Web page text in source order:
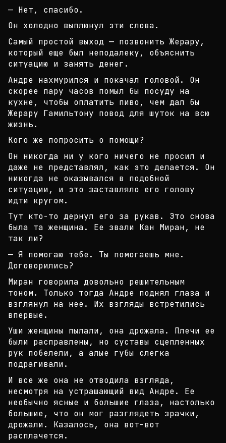
— Нет, спасибо.
Он холодно выплюнул эти слова.
Самый простой выход — позвонить Жерару,
который еще был неподалеку, объяснить
ситуацию и занять денег.
Андре нахмурился и покачал головой. Он
скорее пару часов помыл бы посуду на
кухне, чтобы оплатить пиво, чем дал бы
Жерару Гамильтону повод для шуток на всю
жизнь.
Кого же попросить о помощи?
Он никогда ни у кого ничего не просил и
даже не представлял, как это делается. Он
никогда не оказывался в подобной
ситуации, и это заставляло его голову
идти кругом.
Тут кто-то дернул его за рукав. Это снова
была та женщина. Ее звали Кан Миран, не
так ли?
— Я помогаю тебе. Ты помогаешь мне.
Договорились?
Миран говорила довольно решительным
тоном. Только тогда Андре поднял глаза и
взглянул на нее. Их взгляды встретились
впервые.
Уши женщины пылали, она дрожала. Плечи ее
были расправлены, но суставы сцепленных
рук побелели, а алые губы слегка
подрагивали.
И все же она не отводила взгляда,
несмотря на устрашающий вид Андре. Ее
необычно ясные и большие глаза, настолько
большие, что он мог разглядеть зрачки,
дрожали. Казалось, она вот-вот
расплачется.